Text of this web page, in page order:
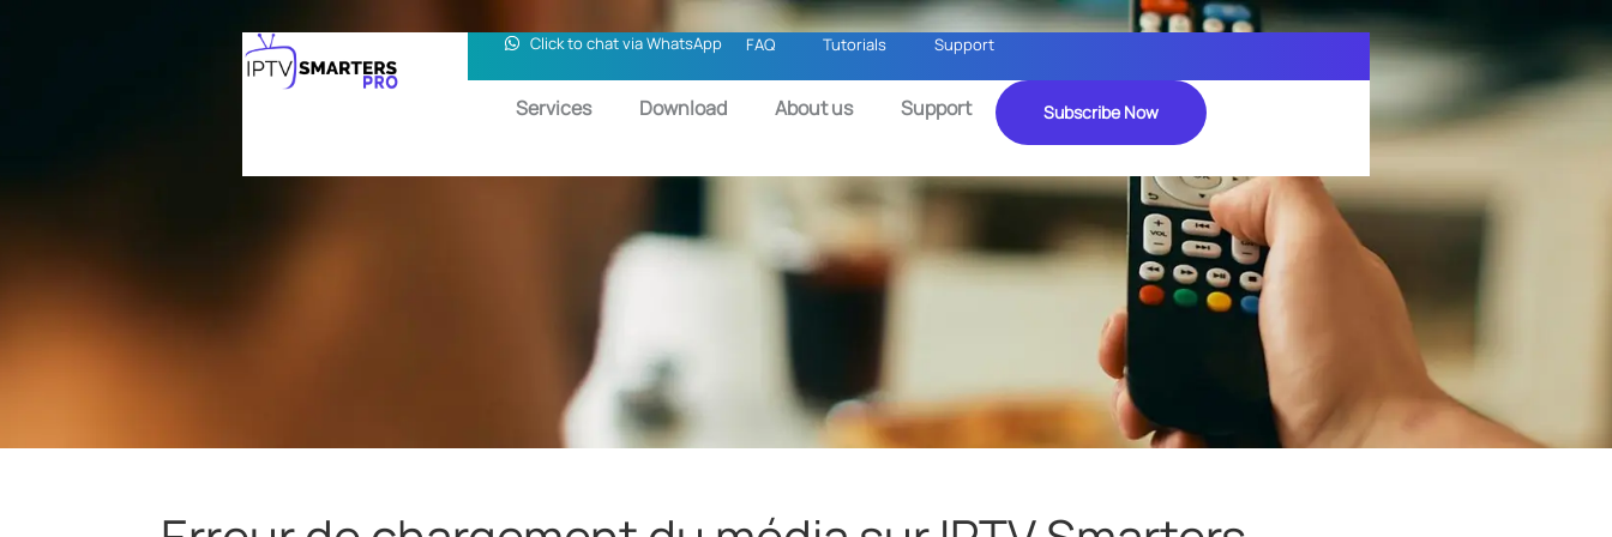
Click to chat via WhatsApp FAQ Tutorials Support
Services Download About us Support Subscribe Now